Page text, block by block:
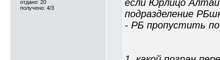
отдано: 20
получено: 4/3
если Юрлицо
подразделение
- РБ пропустить